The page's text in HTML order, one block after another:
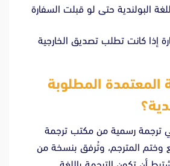
البولندية حتى لو قبلت السفارة
إذا كانت تطلب تصديق الخارجية
المعتمدة المطلوبة
ترجمة رسمية من مكتب ترجمة
وختم المترجم، وتُرفق بنسخة من